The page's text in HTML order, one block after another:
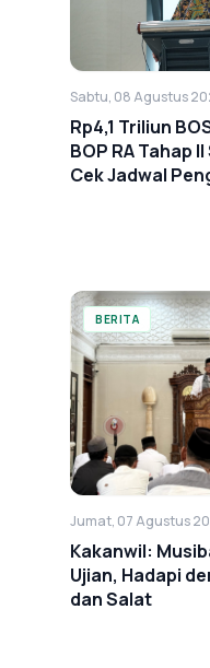
Sabtu, 08 Agustus
Rp4,1 Triliun
BOP RA Tahap
Cek Jadwal
BERITA
Jumat, 07 Agustus
Kakanwil:
Ujian, Hadapi
dan Salat